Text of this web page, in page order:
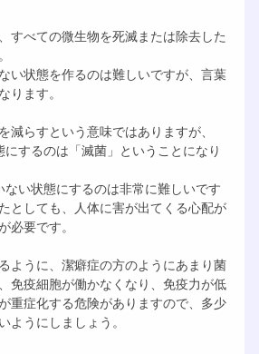
すべての微生物を死滅または除去した
い状態を作るのは難しいですが、言葉
ります。
減らすという意味ではありますが、
するのは「滅菌」ということになり
ない状態にするのは非常に難しいです
としても、人体に害が出てくる心配が
必要です。
ように、潔癖症の方のようにあまり菌
免疫細胞が働かなくなり、免疫力が低
重症化する危険がありますので、多少
ようにしましょう。